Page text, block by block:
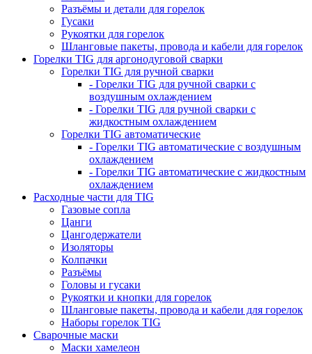
Разъёмы и детали для горелок
Гусаки
Рукоятки для горелок
Шланговые пакеты, провода и кабели для горелок
Горелки TIG для аргонодуговой сварки
Горелки TIG для ручной сварки
- Горелки TIG для ручной сварки с
воздушным охлаждением
- Горелки TIG для ручной сварки с
жидкостным охлаждением
Горелки TIG автоматические
- Горелки TIG автоматические с воздушным
охлаждением
- Горелки TIG автоматические с жидкостным
охлаждением
Расходные части для TIG
Газовые сопла
Цанги
Цангодержатели
Изоляторы
Колпачки
Разъёмы
Головы и гусаки
Рукоятки и кнопки для горелок
Шланговые пакеты, провода и кабели для горелок
Наборы горелок TIG
Сварочные маски
Маски хамелеон